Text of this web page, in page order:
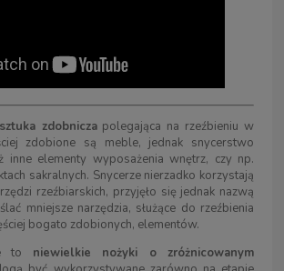
zdobniczapolegająca na rzeźbieniu w
zdobione są meble, jednak snycerstwo
inne elementy wyposażenia wnętrz, czy np.
sakralnych. Snycerze nierzadko korzystają
rzeźbiarskich, przyjęło się jednak nazwą
mniejsze narzędzia, służące do rzeźbienia
bogato zdobionych, elementów.
to niewielkie nożyki o zróżnicowanym